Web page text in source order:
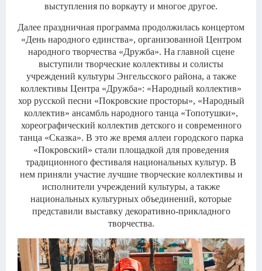
выступления по воркауту и многое другое.
Далее праздничная программа продолжилась концертом
«День народного единства», организованной Центром
народного творчества «Дружба». На главной сцене
выступили творческие коллективы и солисты
учреждений культуры Энгельсского района, а также
коллективы Центра «Дружба»: «Народный коллектив»
хор русской песни «Покровские просторы», «Народный
коллектив» ансамбль народного танца «Топотушки»,
хореографический коллектив детского и современного
танца «Сказка». В это же время аллеи городского парка
«Покровский» стали площадкой для проведения
традиционного фестиваля национальных культур. В
нем приняли участие лучшие творческие коллективы и
исполнители учреждений культуры, а также
национальных культурных объединений, которые
представили выставку декоративно-прикладного
творчества.